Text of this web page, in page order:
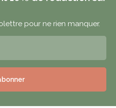
pour ne rien manquer.